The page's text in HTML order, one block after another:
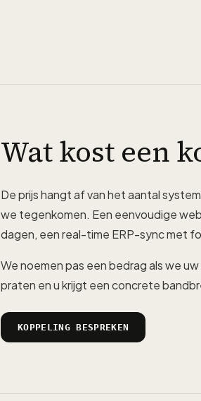
Wat kost een
De prijs hangt af van het aantal
we tegenkomen. Een eenvoudige
dagen, een real-time ERP-sync met
We noemen pas een bedrag als we
praten en u krijgt een concrete
KOPPELING BESPREKEN